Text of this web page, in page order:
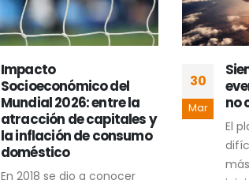
Impacto
Socioeconómico del
Mundial 2026: entre la
atracción de capitales y
la inflación de consumo
doméstico
En 2018 se dio a conocer
30
Mar
no
El